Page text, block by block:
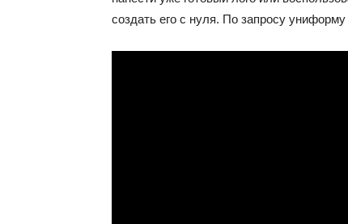
создать его с нуля. По запросу